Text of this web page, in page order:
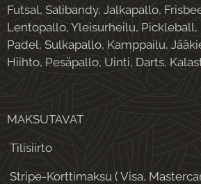
Futsal, Salibandy, Jalkapallo,
Lentopallo, Yleisurheilu, Pickleball,
Padel, Sulkapallo, Kamppailu,
Hiihto, Pesäpallo, Uinti, Darts,
MAKSUTAVAT
Tilisiirto
Stripe-Korttimaksu ( Visa,